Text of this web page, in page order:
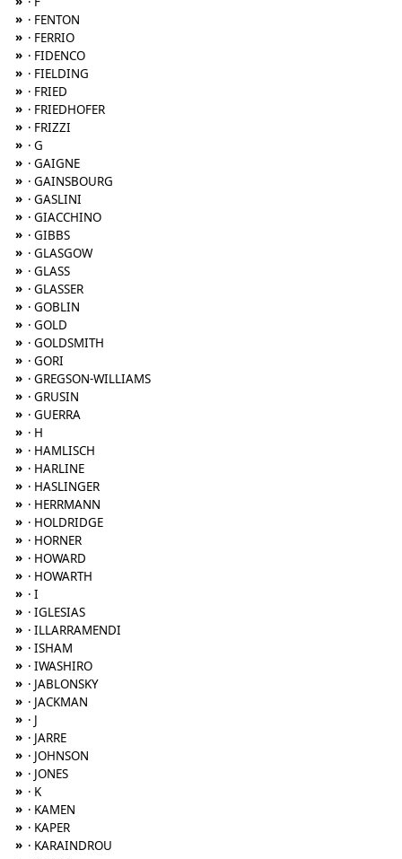
» · FENTON
» · FERRIO
» · FIDENCO
» · FIELDING
» · FRIED
» · FRIEDHOFER
» · FRIZZI
» · G
» · GAIGNE
» · GAINSBOURG
» · GASLINI
» · GIACCHINO
» · GIBBS
» · GLASGOW
» · GLASS
» · GLASSER
» · GOBLIN
» · GOLD
» · GOLDSMITH
» · GORI
» · GREGSON-WILLIAMS
» · GRUSIN
» · GUERRA
» · H
» · HAMLISCH
» · HARLINE
» · HASLINGER
» · HERRMANN
» · HOLDRIDGE
» · HORNER
» · HOWARD
» · HOWARTH
» · I
» · IGLESIAS
» · ILLARRAMENDI
» · ISHAM
» · IWASHIRO
» · JABLONSKY
» · JACKMAN
» · J
» · JARRE
» · JOHNSON
» · JONES
» · K
» · KAMEN
» · KAPER
» · KARAINDROU